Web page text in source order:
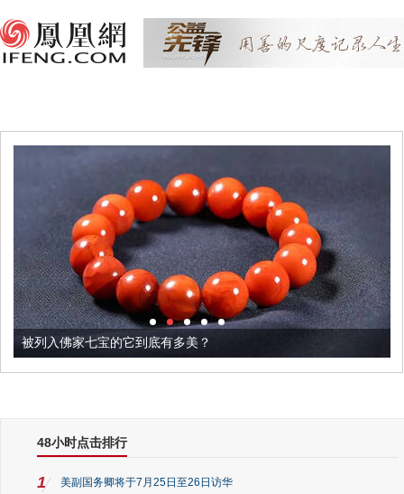
被列入佛家七宝的它到底有多美？
48小时点击排行
1 美副国务卿将于7月25日至26日访华